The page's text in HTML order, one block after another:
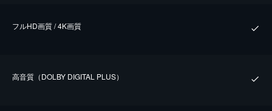
フルHD画質 / 4K画質
⾼⾳質（DOLBY DIGITAL PLUS）